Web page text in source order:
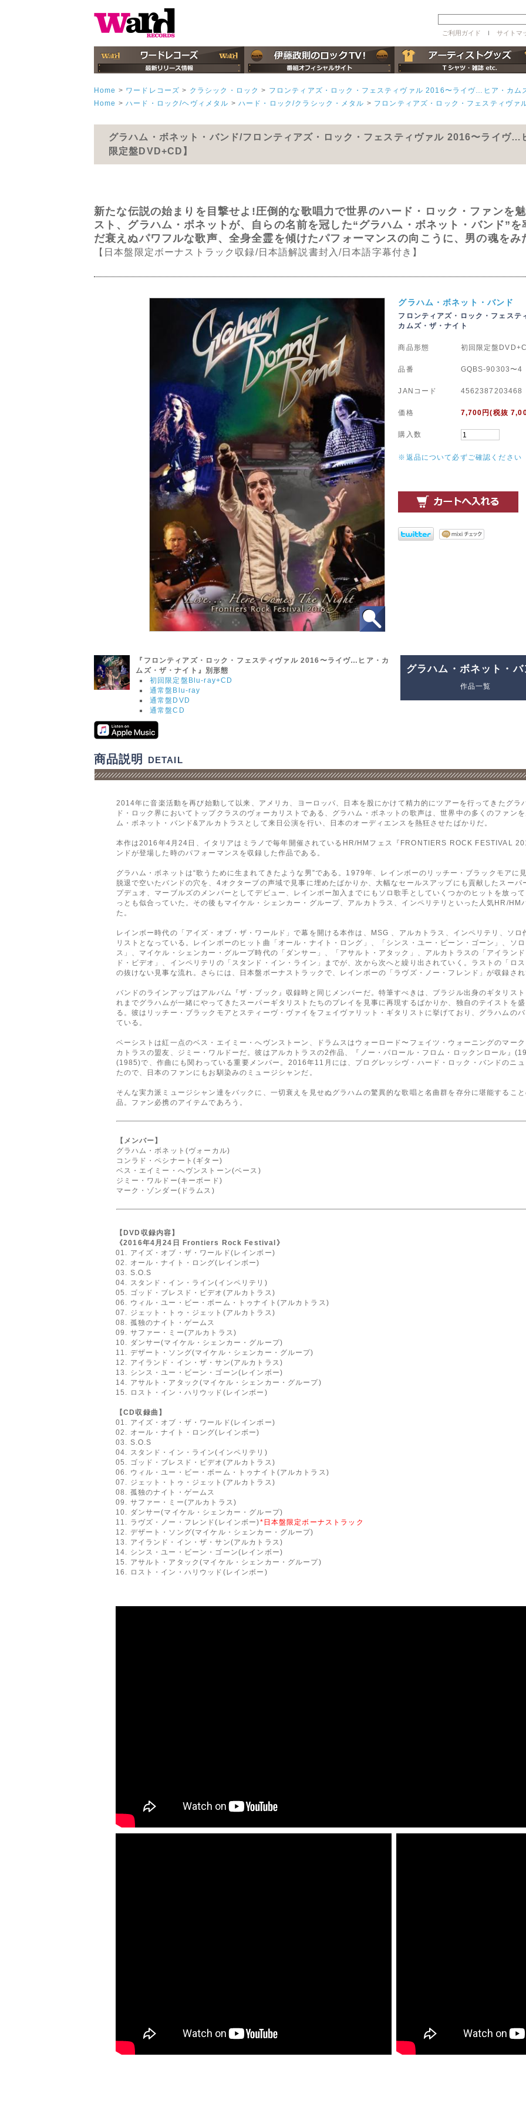
ご利用ガイド ｌ サイトマ
Home > ワードレコーズ > クラシック・ロック > フロンティアズ・ロック・フェスティヴァル 2016〜ライヴ…ヒア・カム
Home > ハード・ロック/ヘヴィメタル > ハード・ロック/クラシック・メタル > フロンティアズ・ロック・フェスティヴ
グラハム・ボネット・バンド/フロンティアズ・ロック・フェスティヴァル 2016〜ライヴ…
限定盤DVD+CD】
新たな伝説の始まりを目撃せよ!圧倒的な歌唱力で世界のハード・ロック・ファンを
スト、グラハム・ボネットが、自らの名前を冠した“グラハム・ボネット・バンド”
だ衰えぬパワフルな歌声、全身全霊を傾けたパフォーマンスの向こうに、男の魂をみ
【日本盤限定ボーナストラック収録/日本語解説書封入/日本語字幕付き】
グラハム・ボネット・バンド
フロンティアズ・ロック・フェス
カムズ・ザ・ナイト
商品形態 初回限定盤
品番 GQBS-90303〜4
JANコード 4562387203468
価格 7,700円(税抜
購入数
※返品について必ずご確認ください
『フロンティアズ・ロック・フェスティヴァル 2016〜ライヴ…ヒア・カ
ムズ・ザ・ナイト』別形態
初回限定盤Blu-ray+CD
通常盤Blu-ray
通常盤DVD
通常盤CD
グラハム・ボネット・バ
作品一覧
商品説明 DETAIL
2014年に音楽活動を再び始動して以来、アメリカ、ヨーロッパ、日本を股にかけて精力的にツアーを行ってきたグラ
ド・ロック界においてトップクラスのヴォーカリストである、グラハム・ボネットの歌声は、世界中の多くのファン
ム・ボネット・バンド&アルカトラスとして来日公演を行い、日本のオーディエンスを熱狂させたばかりだ。
本作は2016年4月24日、イタリアはミラノで毎年開催されているHR/HMフェス『FRONTIERS ROCK FESTIVAL
ンドが登場した時のパフォーマンスを収録した作品である。
グラハム・ボネットは“歌うために生まれてきたような男”である。1979年、レインボーのリッチー・ブラックモアに
脱退で空いたバンドの穴を、4オクターブの声域で見事に埋めたばかりか、大幅なセールスアップにも貢献したスー
プデュオ、マーブルズのメンバーとしてデビュー、レインボー加入までにもソロ歌手としていくつかのヒットを放っ
っとも似合っていた。その後もマイケル・シェンカー・グループ、アルカトラス、インペリテリといった人気HR/HM
た。
レインボー時代の「アイズ・オブ・ザ・ワールド」で幕を開ける本作は、MSG 、アルカトラス、インペリテリ、ソ
リストとなっている。レインボーのヒット曲「オール・ナイト・ロング」、「シンス・ユー・ビーン・ゴーン」、ソ
ス」、マイケル・シェンカー・グループ時代の「ダンサー」、「アサルト・アタック」、アルカトラスの「アイラン
ド・ビデオ」、インペリテリの「スタンド・イン・ライン」までが、次から次へと繰り出されていく。ラストの「ロ
の抜けない見事な流れ。さらには、日本盤ボーナストラックで、レインボーの「ラヴズ・ノー・フレンド」が収録さ
バンドのラインアップはアルバム『ザ・ブック』収録時と同じメンバーだ。特筆すべきは、ブラジル出身のギタリス
れまでグラハムが一緒にやってきたスーパーギタリストたちのプレイを見事に再現するばかりか、独自のテイストを
る。彼はリッチー・ブラックモアとスティーヴ・ヴァイをフェイヴァリット・ギタリストに挙げており、グラハムの
ている。
ベーシストは紅一点のベス・エイミー・へヴンストーン、ドラムスはウォーロード〜フェイツ・ウォーニングのマー
カトラスの盟友、ジミー・ワルドーだ。彼はアルカトラスの2作品、『ノー・パロール・フロム・ロックンロール』
(1985)で、作曲にも関わっている重要メンバー。2016年11月には、プログレッシヴ・ハード・ロック・バンドのニ
たので、日本のファンにもお馴染みのミュージシャンだ。
そんな実力派ミュージシャン達をバックに、一切衰えを見せぬグラハムの驚異的な歌唱と名曲群を存分に堪能するこ
品。ファン必携のアイテムであろう。
【メンバー】
グラハム・ボネット(ヴォーカル)
コンラド・ペシナート(ギター)
ベス・エイミー・へヴンストーン(ベース)
ジミー・ワルドー(キーボード)
マーク・ゾンダー(ドラムス)
【DVD収録内容】
《2016年4月24日 Frontiers Rock Festival》
01. アイズ・オブ・ザ・ワールド(レインボー)
02. オール・ナイト・ロング(レインボー)
03. S.O.S
04. スタンド・イン・ライン(インペリテリ)
05. ゴッド・ブレスド・ビデオ(アルカトラス)
06. ウィル・ユー・ビー・ボーム・トゥナイト(アルカトラス)
07. ジェット・トゥ・ジェット(アルカトラス)
08. 孤独のナイト・ゲームス
09. サファー・ミー(アルカトラス)
10. ダンサー(マイケル・シェンカー・グループ)
11. デザート・ソング(マイケル・シェンカー・グループ)
12. アイランド・イン・ザ・サン(アルカトラス)
13. シンス・ユー・ビーン・ゴーン(レインボー)
14. アサルト・アタック(マイケル・シェンカー・グループ)
15. ロスト・イン・ハリウッド(レインボー)
【CD収録曲】
01. アイズ・オブ・ザ・ワールド(レインボー)
02. オール・ナイト・ロング(レインボー)
03. S.O.S
04. スタンド・イン・ライン(インペリテリ)
05. ゴッド・ブレスド・ビデオ(アルカトラス)
06. ウィル・ユー・ビー・ボーム・トゥナイト(アルカトラス)
07. ジェット・トゥ・ジェット(アルカトラス)
08. 孤独のナイト・ゲームス
09. サファー・ミー(アルカトラス)
10. ダンサー(マイケル・シェンカー・グループ)
11. ラヴズ・ノー・フレンド(レインボー)*日本盤限定ボーナストラック
12. デザート・ソング(マイケル・シェンカー・グループ)
13. アイランド・イン・ザ・サン(アルカトラス)
14. シンス・ユー・ビーン・ゴーン(レインボー)
15. アサルト・アタック(マイケル・シェンカー・グループ)
16. ロスト・イン・ハリウッド(レインボー)